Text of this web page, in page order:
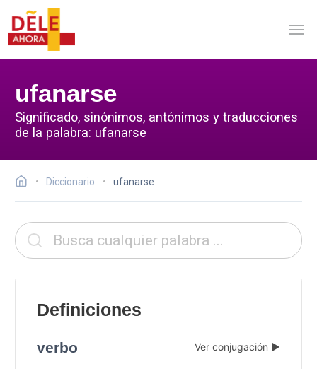
ufanarse
Significado, sinónimos, antónimos y traducciones
de la palabra: ufanarse
Diccionario ufanarse
Definiciones
verbo Ver conjugación ▶